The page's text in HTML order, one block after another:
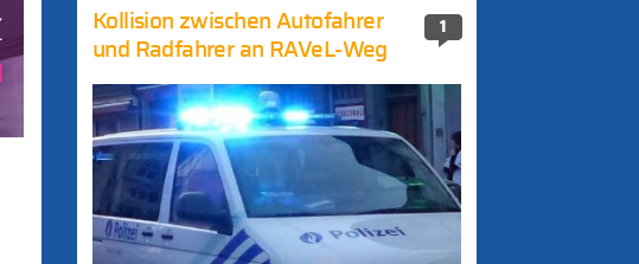
1
Kollision zwischen Autofahrer
und Radfahrer an RAVeL-Weg